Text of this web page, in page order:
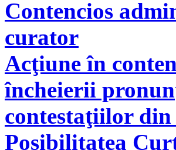
Contencios
curator
Acţiune în
încheierii
contestaţiilor
Posibilitatea